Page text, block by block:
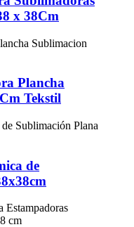
x 38Cm
Plancha
Tekstil
de